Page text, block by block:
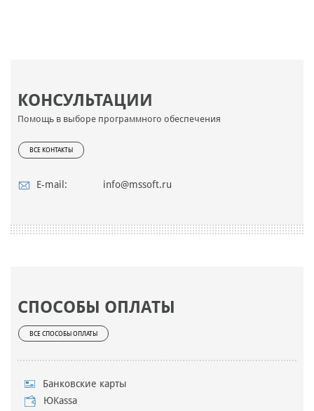
КОНСУЛЬТАЦИИ
Помощь в выборе программного обеспечения
ВСЕ КОНТАКТЫ
E-mail: info@mssoft.ru
СПОСОБЫ ОПЛАТЫ
ВСЕ СПОСОБЫ ОПЛАТЫ
Банковские карты
ЮKassa